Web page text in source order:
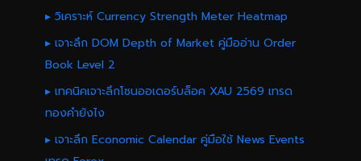
▸ วิเคราะห์ Currency Strength Meter Heatmap
▸ เจาะลึก DOM Depth of Market คู่มืออ่าน Order
Book Level 2
▸ เทคนิคเจาะลึกโซนออเดอร์บล็อค XAU 2569 เทรด
ทองคำยังไง
▸ เจาะลึก Economic Calendar คู่มือใช้ News Events